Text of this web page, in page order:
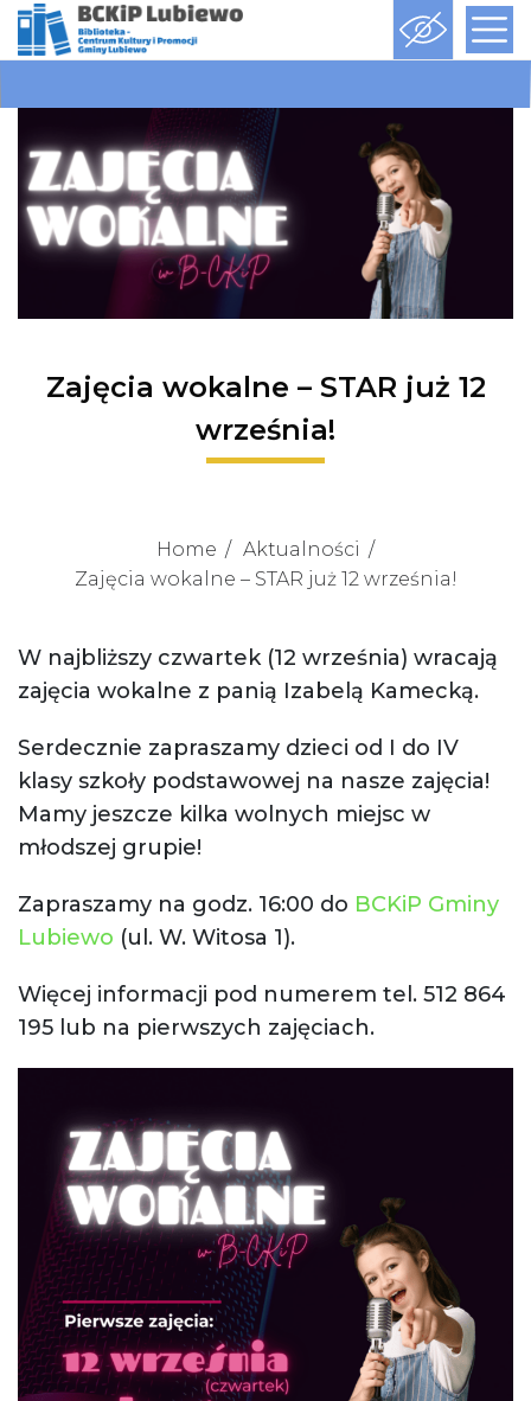
Zajęcia wokalne – STAR już 12
września!
Home
Aktualności
Zajęcia wokalne – STAR już 12 września!
W najbliższy czwartek (12 września) wracają
zajęcia wokalne z panią Izabelą Kamecką.
Serdecznie zapraszamy dzieci od I do IV
klasy szkoły podstawowej na nasze zajęcia!
Mamy jeszcze kilka wolnych miejsc w
młodszej grupie!
Zapraszamy na godz. 16:00 do BCKiP Gminy
Lubiewo (ul. W. Witosa 1).
Więcej informacji pod numerem tel. 512 864
195 lub na pierwszych zajęciach.